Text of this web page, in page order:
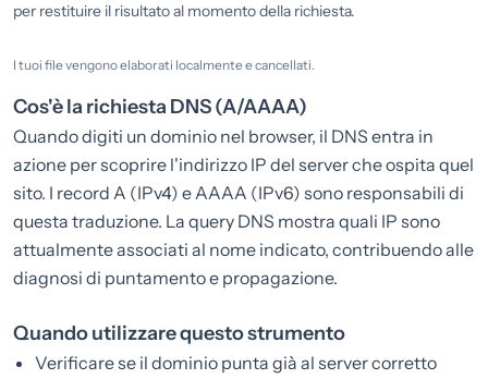
per restituire il risultato al momento della richiesta.
I tuoi file vengono elaborati localmente e cancellati.
Cos'è la richiesta DNS (A/AAAA)
Quando digiti un dominio nel browser, il DNS entra in
azione per scoprire l'indirizzo IP del server che ospita quel
sito. I record A (IPv4) e AAAA (IPv6) sono responsabili di
questa traduzione. La query DNS mostra quali IP sono
attualmente associati al nome indicato, contribuendo alle
diagnosi di puntamento e propagazione.
Quando utilizzare questo strumento
Verificare se il dominio punta già al server corretto